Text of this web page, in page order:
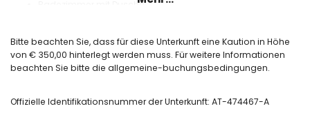
Badezimmer mit Dusche
Obergeschoss:
Schlafzimmer mit Doppelbett und Bad en Suite mit Dusche
Große Dachterrasse mit Sitzecke und Sonnenliegen
Der Gemeinschaftskomplex:
Bitte beachten Sie, dass für diese Unterkunft eine Kaution in Höhe
von € 350,00 hinterlegt werden muss. Für weitere Informationen
beachten Sie bitte die allgemeine-buchungsbedingungen.
Offizielle Identifikationsnummer der Unterkunft: AT-474467-A